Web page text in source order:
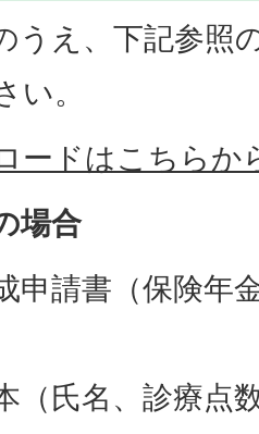
うえ、下記参照
い。
ードはこちらか
場合
申請書（保険年
（氏名、診療点